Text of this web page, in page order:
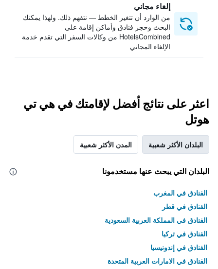
إلغاء مجاني
من الوارد أن تتغير الخطط — نتفهم ذلك. ولهذا يمكنك
البحث وحجز فنادق وأماكن إقامة على
HotelsCombined من وكالات السفر التي تقدم خدمة
الإلغاء المجاني
اعثر على نتائج أفضل لإقامتك في هي تي
هوتل
البلدان الأكثر شعبية المدن الأكثر شعبية
البلدان التي يبحث عنها مستخدمونا
الفنادق في المغرب
الفنادق في قطر
الفنادق في المملكة العربية السعودية
الفنادق في تركيا
الفنادق في إندونيسيا
الفنادق في الامارات العربية المتحدة